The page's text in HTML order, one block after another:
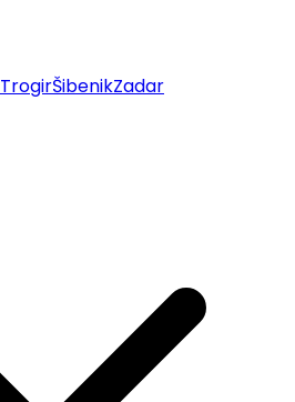
TrogirŠibenikZadar